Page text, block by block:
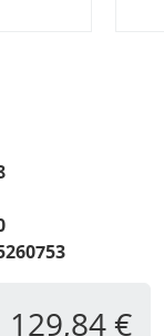
129,84 €